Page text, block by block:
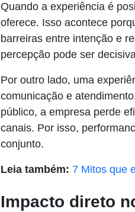
Quando a experiência é
oferece. Isso acontece
barreiras entre intenção e
percepção pode ser
Por outro lado, uma
comunicação e
público, a empresa perde
canais. Por isso,
conjunto.
Leia também: 7 Mitos que
Impacto direto